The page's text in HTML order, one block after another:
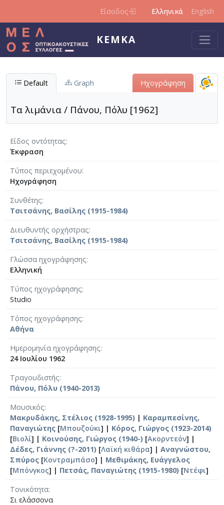
Είσοδος Ελληνικά English
ΚΕΜΚΑ
Default Graph Ηχογράφηση
Τα λιμάνια / Πάνου, Πόλυ [1962]
Είδος οντότητας
Έκφραση
Τύπος περιεχομένου
Ηχογράφηση
Συνθέτης
Τσιτσάνης, Βασίλης (1915-1984)
Διευθυντής ορχήστρας
Τσιτσάνης, Βασίλης (1915-1984)
Γλώσσα ηχογράφησης
Ελληνική
Τύπος ηχογράφησης
Studio
Τόπος ηχογράφησης
Αθήνα
Ημερομηνία ηχογράφησης
24 Ιουλίου 1962
Τραγουδιστής
Πάνου, Πόλυ (1940-2013)
Μουσικός
Μακρυδάκης, Στέλιος (1928-1995) | Καραμπεσίνης,
Παναγιώτης [Μπουζούκι] | Κόρος, Γιώργος (1923-2014)
[Βιολί] | Κοινούσης, Γιώργος (1940-) [Ακορντεόν] |
Δέδες, Γιάννης (?-2011) [Λαϊκή κιθάρα] | Αναγνώστου,
Σπύρος [Κοντραμπάσο] | Μεθιμάκης, Ευάγγελος
[Μπόνγκος] | Πετσάς, Παναγιώτης (1915-1980) [Ντέφι]
Τονικότητα
Σι ελάσσονα